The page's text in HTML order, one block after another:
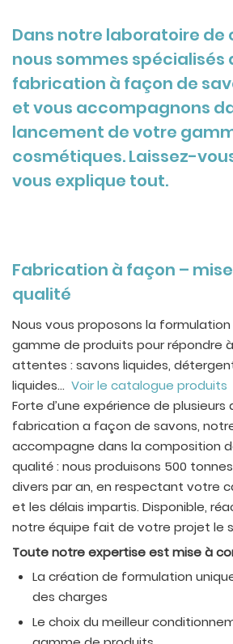
Dans notre laboratoire de
nous sommes spécialisés
fabrication à façon de
et vous accompagnons
lancement de votre
cosmétiques. Laissez-
vous explique tout.
Fabrication à façon –
qualité
Nous vous proposons la formulation
gamme de produits pour répondre
attentes : savons liquides,
liquides… Voir le catalogue produits
Forte d’une expérience de plusieurs
fabrication a façon de savons,
accompagne dans la composition
qualité : nous produisons 500
divers par an, en respectant votre
et les délais impartis. Disponible,
notre équipe fait de votre projet le
Toute notre expertise est mise à
La création de formulation
des charges
Le choix du meilleur